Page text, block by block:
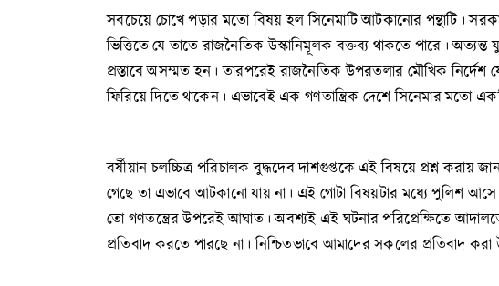
সবচেয়ে চোখে পড়ার মতো বিষয় হল সিনেমাটি আটকানোর পন্থাটি।
ভিত্তিতে যে তাতে রাজনৈতিক উস্কানিমূলক বক্তব্য থাকতে পারে। অত্যন্ত
প্রস্তাবে অসম্মত হন। তারপরেই রাজনৈতিক উপরতলার মৌখিক নির্দেশ
ফিরিয়ে দিতে থাকেন। এভাবেই এক গণতান্ত্রিক দেশে সিনেমার মতো
বর্ষীয়ান চলচ্চিত্র পরিচালক বুদ্ধদেব দাশগুপ্তকে এই বিষয়ে প্রশ্ন
গেছে তা এভাবে আটকানো যায় না। এই গোটা বিষয়টার মধ্যে পুলিশ
তো গণতন্ত্রের উপরেই আঘাত। অবশ্যই এই ঘটনার পরিপ্রেক্ষিতে
প্রতিবাদ করতে পারছে না। নিশ্চিতভাবে আমাদের সকলের প্রতিবাদ